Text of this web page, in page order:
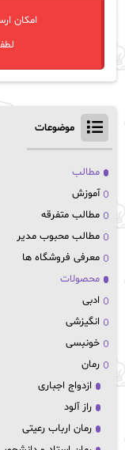
امکان
موضوعات
مطالب
آموزش
مطالب متفرقه
مطالب محبوب مدیر
معرفی فروشگاه ها
محصولات
ادبی
انگیزشی
خونبسی
رمان
ازدواج اجباری
راز آلود
رمان ارباب رعیتی